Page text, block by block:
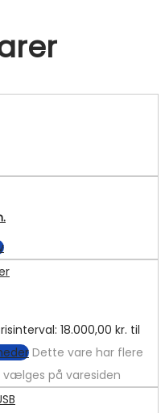
18.000,00 kr. til
Dette vare har flere
vælges på varesiden